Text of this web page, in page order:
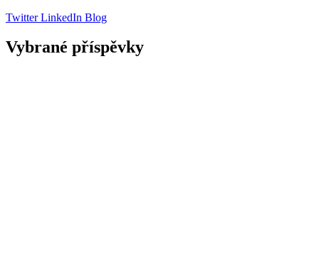
TwitterLinkedIn Blog
Vybrané příspěvky